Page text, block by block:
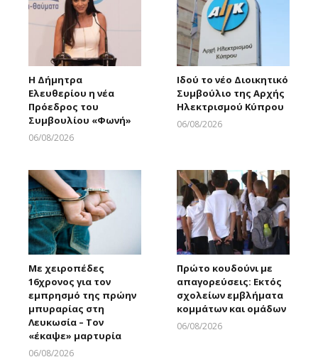
Η Δήμητρα
Ελευθερίου η νέα
Πρόεδρος του
Συμβουλίου «Φωνή»
06/08/2026
Ιδού το νέο Διοικητικό
Συμβούλιο της Αρχής
Ηλεκτρισμού Κύπρου
06/08/2026
Με χειροπέδες
16χρονος για τον
εμπρησμό της πρώην
μπυραρίας στη
Λευκωσία – Τον
«έκαψε» μαρτυρία
06/08/2026
Πρώτο κουδούνι με
απαγορεύσεις: Εκτός
σχολείων εμβλήματα
κομμάτων και ομάδων
06/08/2026